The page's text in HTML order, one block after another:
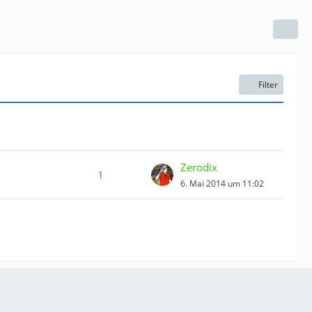
Filter
1
Zerodix
6. Mai 2014 um 11:02